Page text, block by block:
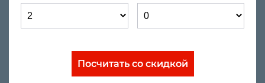
Посчитать со скидкой